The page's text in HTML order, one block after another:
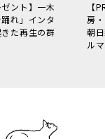
ント】一木
れ」インタ
た再生の群
【
房
朝
ル